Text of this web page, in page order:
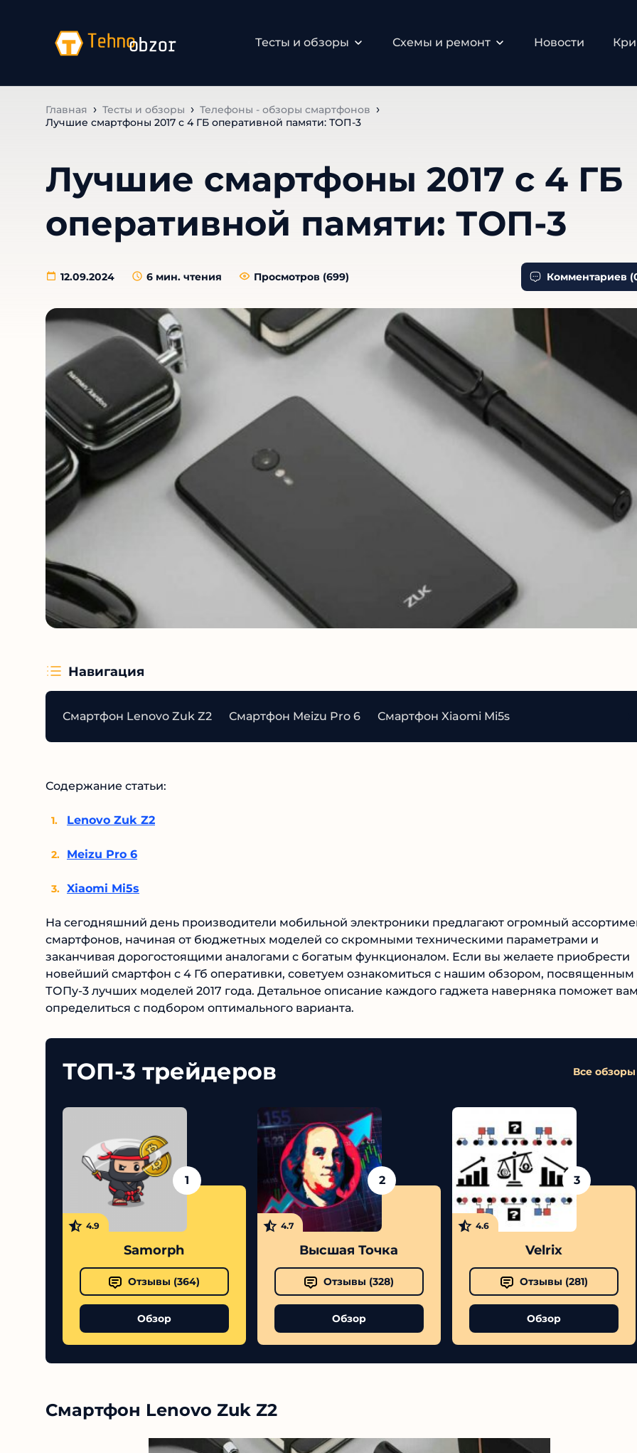
Тесты и обзоры Схемы и ремонт Новости
Главная Тесты и обзоры
Телефоны - обзоры смартфонов
Лучшие смартфоны 2017 с 4 ГБ оперативной памяти: ТОП-3
Лучшие смартфоны 2017 с 4 ГБ
оперативной памяти: ТОП-3
12.09.2024 6 мин. чтения Просмотров (699) Комментариев
Навигация
Смартфон Lenovo Zuk Z2 Смартфон Meizu Pro 6 Смартфон Xiaomi Mi5s
Содержание статьи:
Lenovo Zuk Z2
Meizu Pro 6
Xiaomi Mi5s
На сегодняшний день производители мобильной электроники предлагают огромный
смартфонов, начиная от бюджетных моделей со скромными техническими параметрами и
заканчивая дорогостоящими аналогами с богатым функционалом. Если вы желаете приобрести
новейший смартфон с 4 Гб оперативки, советуем ознакомиться с нашим обзором, посвященным
ТОПу-3 лучших моделей 2017 года. Детальное описание каждого гаджета наверняка поможет
определиться с подбором оптимального варианта.
ТОП-3 трейдеров Все обзоры
1
4.9
Samorph
Отзывы (364)
Обзор
2
4.7
Высшая Точка
Отзывы (328)
Обзор
3
4.6
Velrix
Отзывы (281)
Обзор
Смартфон Lenovo Zuk Z2